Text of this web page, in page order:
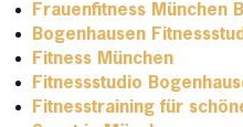
Frauenfitness München
Bogenhausen
Fitness München
Fitnessstudio
Fitnesstraining für